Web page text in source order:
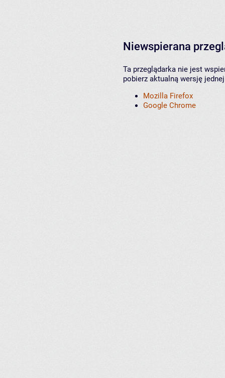
Niewspierana
Ta przeglądarka nie jest
pobierz aktualną wersję
Mozilla Firefox
Google Chrome